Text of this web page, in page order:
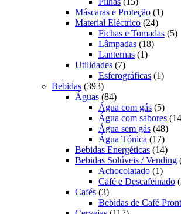
produtos
Máscaras e Proteção 11
Material Eléctrico 2424
Fichas e Tomadas 55
Lâmpadas 1818
Lanternas 11
Utilidades 77
produtos
Esferográficas 11
Bebidas 393393
produtos
Águas 8484
produtos
Água com gás 55
Água com sabores 14
Água sem gás 4848
Água Tónica 1717
Bebidas Energéticas 1414
Bebidas Solúveis / Vending
Achocolatado 11
Café e Descafeinado
Cafés 33
produtos
Bebidas de Café